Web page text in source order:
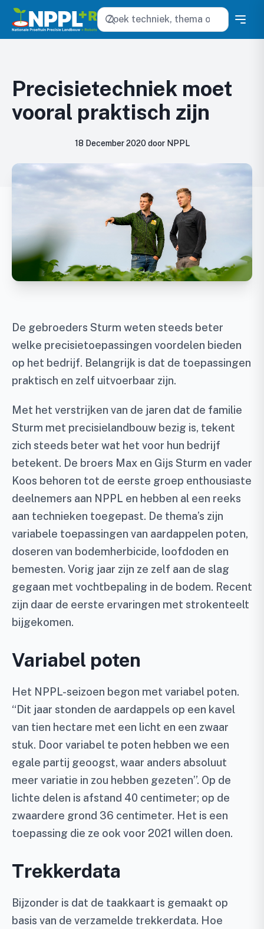
Zoeken
Precisietechniek moet
vooral praktisch zijn
18 December 2020 door NPPL
De gebroeders Sturm weten steeds beter
welke precisietoepassingen voordelen bieden
op het bedrijf. Belangrijk is dat de toepassingen
praktisch en zelf uitvoerbaar zijn.
Met het verstrijken van de jaren dat de familie
Sturm met precisielandbouw bezig is, tekent
zich steeds beter wat het voor hun bedrijf
betekent. De broers Max en Gijs Sturm en vader
Koos behoren tot de eerste groep enthousiaste
deelnemers aan NPPL en hebben al een reeks
aan technieken toegepast. De thema’s zijn
variabele toepassingen van aardappelen poten,
doseren van bodemherbicide, loofdoden en
bemesten. Vorig jaar zijn ze zelf aan de slag
gegaan met vochtbepaling in de bodem. Recent
zijn daar de eerste ervaringen met strokenteelt
bijgekomen.
Variabel poten
Het NPPL-seizoen begon met variabel poten.
“Dit jaar stonden de aardappels op een kavel
van tien hectare met een licht en een zwaar
stuk. Door variabel te poten hebben we een
egale partij geoogst, waar anders absoluut
meer variatie in zou hebben gezeten”. Op de
lichte delen is afstand 40 centimeter; op de
zwaardere grond 36 centimeter. Het is een
toepassing die ze ook voor 2021 willen doen.
Trekkerdata
Bijzonder is dat de taakkaart is gemaakt op
basis van de verzamelde trekkerdata. Hoe